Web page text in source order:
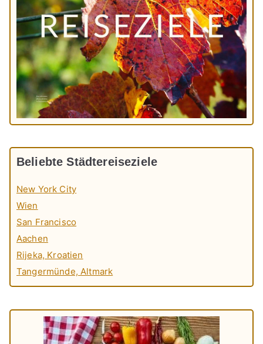
Beliebte Städtereiseziele
New York City
Wien
San Francisco
Aachen
Rijeka, Kroatien
Tangermünde, Altmark